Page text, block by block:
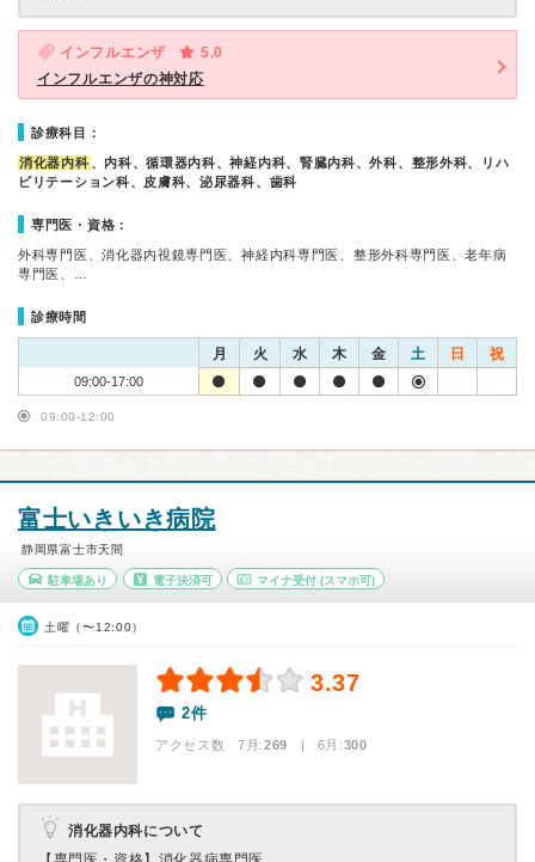
インフルエンザ
5.0
インフルエンザの神対応
診療科目：
消化器内科 、内科、循環器内科、神経内科、腎臓内科、外科、整形外科、リハ
ビリテーション科、皮膚科、泌尿器科、歯科
専門医・資格：
外科専門医、消化器内視鏡専門医、神経内科専門医、整形外科専門医、老年病
専門医、…
診療時間
月 火 水 木 金 土 日 祝
09:00-17:00
09:00-12:00
富士いきいき病院
静岡県富士市天間
駐車場あり 電子決済可 マイナ受付 (スマホ可)
土曜（〜12:00）
3.37
2件
アクセス数 7月:269 | 6月:300
消化器内科について